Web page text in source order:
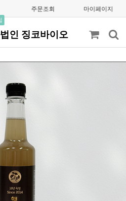
주문조회 마이페이지
인 징코바이오